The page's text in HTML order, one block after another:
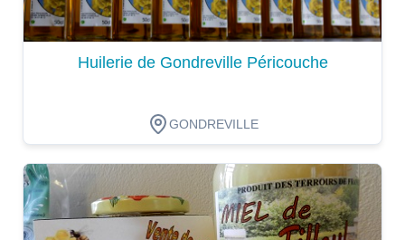
Huilerie de Gondreville Péricouche
GONDREVILLE
Dégustation